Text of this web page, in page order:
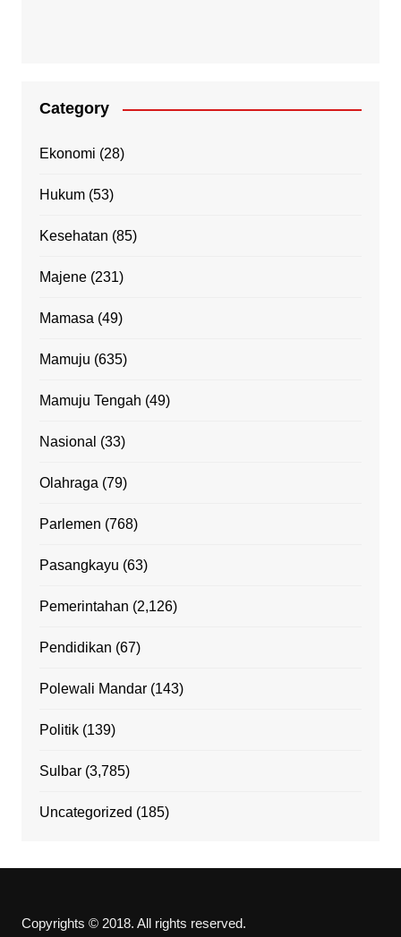
Category
Ekonomi (28)
Hukum(53)
Kesehatan (85)
Majene(231)
Mamasa (49)
Mamuju (635)
Mamuju Tengah (49)
Nasional (33)
Olahraga (79)
Parlemen (768)
Pasangkayu (63)
Pemerintahan (2,126)
Pendidikan (67)
Polewali Mandar(143)
Politik(139)
Sulbar(3,785)
Uncategorized (185)
Copyrights © 2018. All rights reserved.